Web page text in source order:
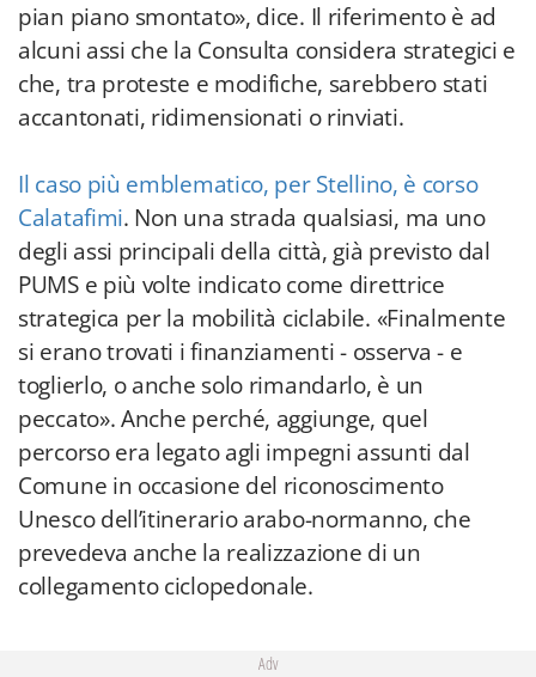
pian piano smontato», dice. Il riferimento è ad
alcuni assi che la Consulta considera strategici e
che, tra proteste e modifiche, sarebbero stati
accantonati, ridimensionati o rinviati.
Il caso più emblematico, per Stellino, è corso
Calatafimi. Non una strada qualsiasi, ma uno
degli assi principali della città, già previsto dal
PUMS e più volte indicato come direttrice
strategica per la mobilità ciclabile. «Finalmente
si erano trovati i finanziamenti - osserva - e
toglierlo, o anche solo rimandarlo, è un
peccato». Anche perché, aggiunge, quel
percorso era legato agli impegni assunti dal
Comune in occasione del riconoscimento
Unesco dell’itinerario arabo-normanno, che
prevedeva anche la realizzazione di un
collegamento ciclopedonale.
Adv